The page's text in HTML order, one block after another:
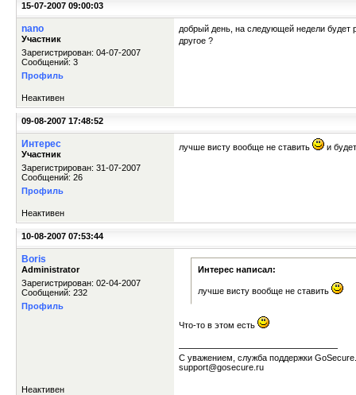
15-07-2007 09:00:03
nano
Участник
Зарегистрирован: 04-07-2007
Сообщений: 3
Профиль
добрый день, на следующей недели будет
другое ?
Неактивен
09-08-2007 17:48:52
Интерес
Участник
Зарегистрирован: 31-07-2007
Сообщений: 26
Профиль
лучше висту вообще не ставить и
Неактивен
10-08-2007 07:53:44
Boris
Administrator
Зарегистрирован: 02-04-2007
Сообщений: 232
Профиль
Интерес написал:
лучше висту вообще не ставить
Что-то в этом есть
С уважением, служба поддержки GoSecure.
support@gosecure.ru
Неактивен